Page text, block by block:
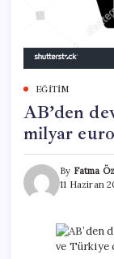
EĞITIM
AB’den
milyar
By Fatma
11 Haziran